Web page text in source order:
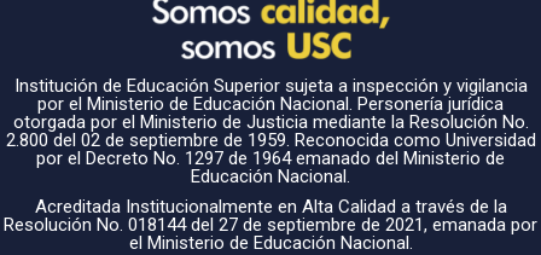
Institución de Educación Superior sujeta a inspección y vigilancia
por el Ministerio de Educación Nacional. Personería jurídica
otorgada por el Ministerio de Justicia mediante la Resolución No.
2.800 del 02 de septiembre de 1959. Reconocida como Universidad
por el Decreto No. 1297 de 1964 emanado del Ministerio de
Educación Nacional.
Acreditada Institucionalmente en Alta Calidad a través de la
Resolución No. 018144 del 27 de septiembre de 2021, emanada por
el Ministerio de Educación Nacional.